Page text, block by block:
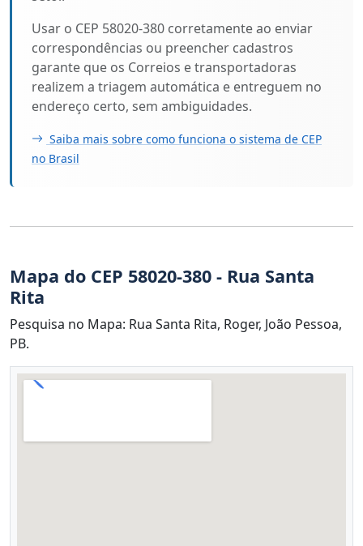
Usar o CEP 58020-380 corretamente ao enviar
correspondências ou preencher cadastros
garante que os Correios e transportadoras
realizem a triagem automática e entreguem no
endereço certo, sem ambiguidades.
Saiba mais sobre como funciona o sistema de CEP
no Brasil
Mapa do CEP 58020-380 - Rua Santa
Rita
Pesquisa no Mapa: Rua Santa Rita, Roger, João Pessoa,
PB.